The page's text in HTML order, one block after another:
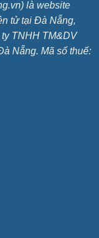
là website
tử tại Đà Nẵng,
TNHH TM&DV
Nẵng. Mã số thuế: